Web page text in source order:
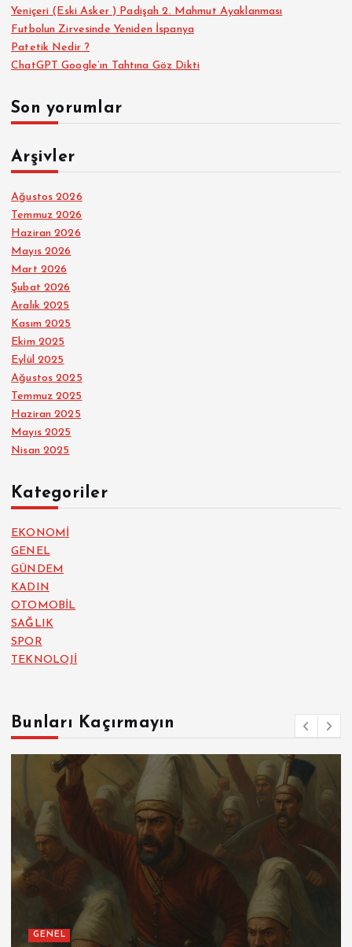
Yeniçeri (Eski Asker ) Padişah 2. Mahmut Ayaklanması
Futbolun Zirvesinde Yeniden İspanya
Patetik Nedir ?
ChatGPT Google’ın Tahtına Göz Dikti
Son yorumlar
Arşivler
Ağustos 2026
Temmuz 2026
Haziran 2026
Mayıs 2026
Mart 2026
Şubat 2026
Aralık 2025
Kasım 2025
Ekim 2025
Eylül 2025
Ağustos 2025
Temmuz 2025
Haziran 2025
Mayıs 2025
Nisan 2025
Kategoriler
EKONOMİ
GENEL
GÜNDEM
KADIN
OTOMOBİL
SAĞLIK
SPOR
TEKNOLOJİ
Bunları Kaçırmayın
GENEL